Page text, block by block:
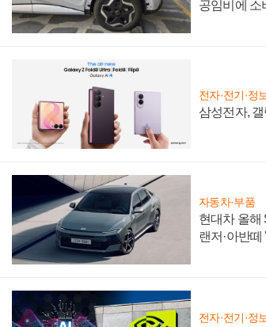
공임비에 소
전자·전기·정
삼성전자,
자동차·부품
현대차 올해
랜저·아반
전자·전기·정